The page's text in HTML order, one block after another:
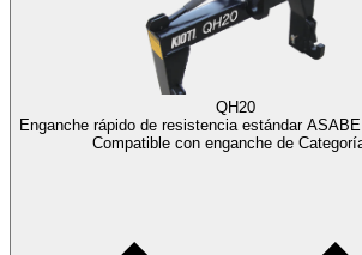
QH20
Enganche rápido de resistencia estándar
Compatible con enganche de